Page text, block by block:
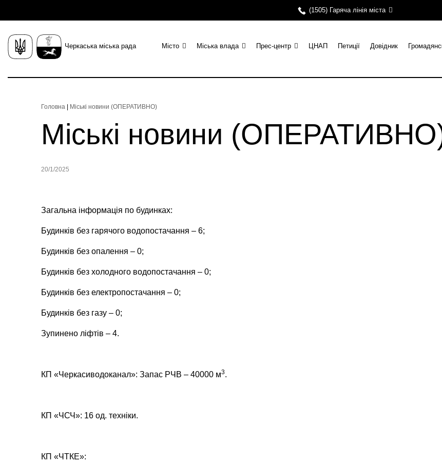
(1505) Гаряча лінія міста
Черкаська міська рада Місто Міська влада Прес-центр ЦНАП Петиції Довідник
Головна Міські новини (ОПЕРАТИВНО)
Міські новини
20/1/2025
Загальна інформація по будинках:
Будинків без гарячого водопостачання – 6;
Будинків без опалення – 0;
Будинків без холодного водопостачання – 0;
Будинків без електропостачання – 0;
Будинків без газу – 0;
Зупинено ліфтів – 4.
КП «Черкасиводоканал»: Запас РЧВ – 40000 м3.
КП «ЧСЧ»: 16 од. техніки.
КП «ЧТКЕ»: